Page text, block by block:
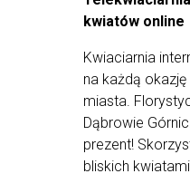
najbliższych. Z
kwiatów od
różnych
od tej
kwiatów online
Kwiaciarnia
na każdą
miasta.
Dąbrowie
prezent!
bliskich